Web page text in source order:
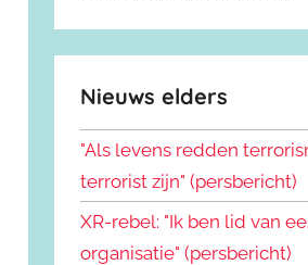
Nieuws elders
"Als levens redden
terrorist zijn" (persbericht)
XR-rebel: "Ik ben lid van
organisatie" (persbericht)